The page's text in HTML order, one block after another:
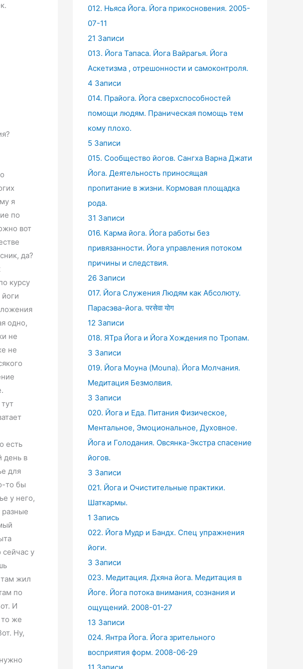
я
по
вот
да?
курсу
одно,
не
не
есть
день в
для
то бы
у него,
у
жил
по
И
то же
Ну,
012. Ньяса Йога. Йога прикосновения. 2005-
07-11
21 Записи
013. Йога Тапаса. Йога Вайрагья. Йога
Аскетизма , отрешонности и самоконтроля.
4 Записи
014. Прайога. Йога сверхспособностей
помощи людям. Праническая помощь тем
кому плохо.
5 Записи
015. Сообщество йогов. Сангха Варна Джати
Йога. Деятельность приносящая
пропитание в жизни. Кормовая площадка
рода.
31 Записи
016. Карма йога. Йога работы без
привязанности. Йога управления потоком
причины и следствия.
26 Записи
017. Йога Служения Людям как Абсолюту.
Парасэва-йога. परसेवा योग
12 Записи
018. ЯТра Йога и Йога Хождения по Тропам.
3 Записи
019. Йога Моуна (Mouna). Йога Молчания.
Медитация Безмолвия.
3 Записи
020. Йога и Еда. Питания Физическое,
Ментальное, Эмоциональное, Духовное.
Йога и Голодания. Овсянка-Экстра спасение
йогов.
3 Записи
021. Йога и Очистительные практики.
Шаткармы.
1 Запись
022. Йога Мудр и Бандх. Спец упражнения
йоги.
3 Записи
023. Медитация. Дхяна йога. Медитация в
Йоге. Йога потока внимания, сознания и
ощущений. 2008-01-27
13 Записи
024. Янтра Йога. Йога зрительного
восприятия форм. 2008-06-29